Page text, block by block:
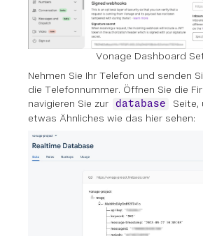
Vonage Dashboard
Nehmen Sie Ihr Telefon und senden
die Telefonnummer. Öffnen Sie die
navigieren Sie zur
database
Seite,
etwas Ähnliches wie das hier sehen: